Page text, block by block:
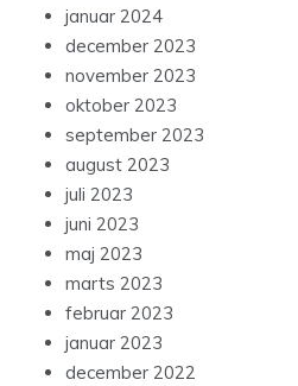
januar 2024
december 2023
november 2023
oktober 2023
september 2023
august 2023
juli 2023
juni 2023
maj 2023
marts 2023
februar 2023
januar 2023
december 2022